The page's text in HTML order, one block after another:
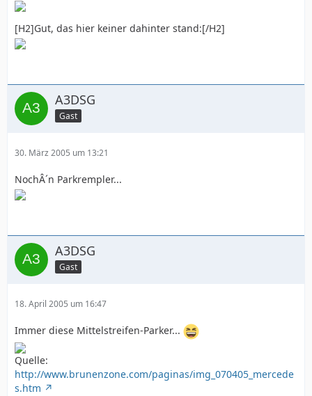
[H2]Gut, das hier keiner dahinter stand:[/H2]
A3DSG
Gast
30. März 2005 um 13:21
NochÂ´n Parkrempler...
A3DSG
Gast
18. April 2005 um 16:47
Immer diese Mittelstreifen-Parker...
Quelle:
http://www.brunenzone.com/paginas/img_070405_mercede
s.htm